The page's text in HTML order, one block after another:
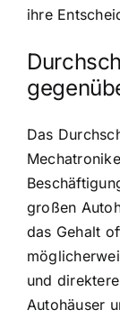
ihre
Das
großen
das Gehalt
und
Autohäuser